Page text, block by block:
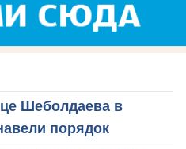
Шеболдаева в
порядок